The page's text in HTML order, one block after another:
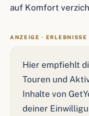
auf Komfort
ANZEIGE · ERLEBNISSE
Hier empfiehlt
Touren und
Inhalte von
deiner